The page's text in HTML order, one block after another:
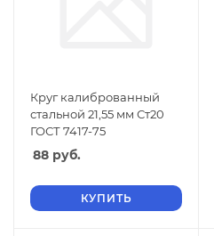
Круг калиброванный
стальной 21,55 мм Ст20
ГОСТ 7417-75
88 руб.
КУПИТЬ